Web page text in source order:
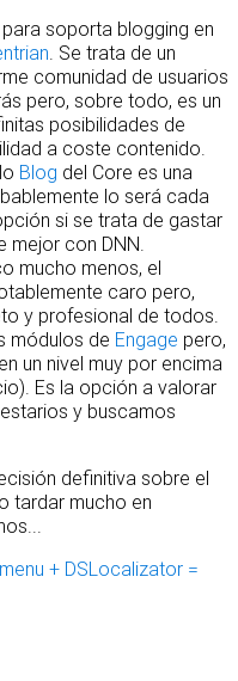
soporta blogging en
. Se trata de un
comunidad de usuarios
pero, sobre todo, es un
posibilidades de
a coste contenido.
Blog del Core es una
lo será cada
si se trata de gastar
mejor con DNN.
mucho menos, el
caro pero,
y profesional de todos.
módulos de Engage pero,
un nivel muy por encima
Es la opción a valorar
y buscamos
definitiva sobre el
tardar mucho en
+ DSLocalizator =